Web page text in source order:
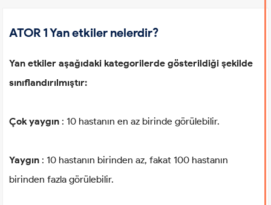
ATOR 1 Yan etkiler nelerdir?
Yan etkiler aşağıdaki kategorilerde gösterildiği şekilde
sınıflandırılmıştır:
Çok yaygın : 10 hastanın en az birinde görülebilir.
Yaygın : 10 hastanın birinden az, fakat 100 hastanın
birinden fazla görülebilir.